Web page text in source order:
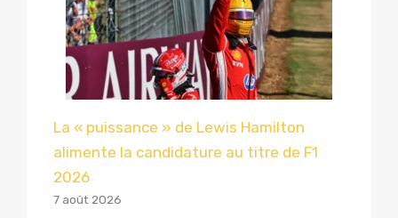
La « puissance » de Lewis Hamilton
alimente la candidature au titre de F1
2026
7 août 2026